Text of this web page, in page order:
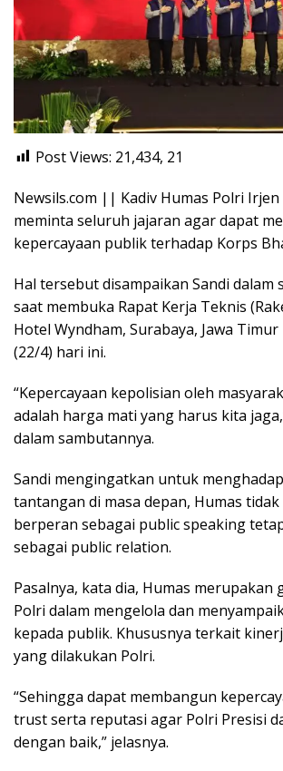
Post Views: 21,434, 21
Newsils.com || Kadiv Humas Polri
meminta seluruh jajaran agar dapat
kepercayaan publik terhadap Korps
Hal tersebut disampaikan Sandi dalam
saat membuka Rapat Kerja Teknis
Hotel Wyndham, Surabaya, Jawa Timur
(22/4) hari ini.
“Kepercayaan kepolisian oleh
adalah harga mati yang harus kita
dalam sambutannya.
Sandi mengingatkan untuk
tantangan di masa depan, Humas
berperan sebagai public speaking
sebagai public relation.
Pasalnya, kata dia, Humas merupakan
Polri dalam mengelola dan
kepada publik. Khususnya terkait
yang dilakukan Polri.
“Sehingga dapat membangun
trust serta reputasi agar Polri Presisi
dengan baik,” jelasnya.